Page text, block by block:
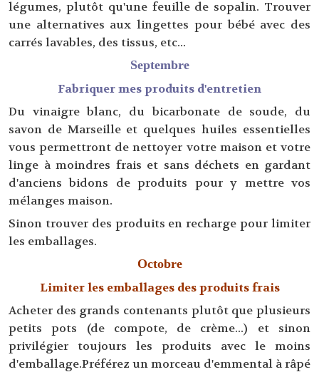
légumes, plutôt qu'une feuille de sopalin. Trouver
une alternatives aux lingettes pour bébé avec des
carrés lavables, des tissus, etc...
Septembre
Fabriquer mes produits d'entretien
Du vinaigre blanc, du bicarbonate de soude, du
savon de Marseille et quelques huiles essentielles
vous permettront de nettoyer votre maison et votre
linge à moindres frais et sans déchets en gardant
d'anciens bidons de produits pour y mettre vos
mélanges maison.
Sinon trouver des produits en recharge pour limiter
les emballages.
Octobre
Limiter les emballages des produits frais
Acheter des grands contenants plutôt que plusieurs
petits pots (de compote, de crème...) et sinon
privilégier toujours les produits avec le moins
d'emballage.Préférez un morceau d'emmental à râpé